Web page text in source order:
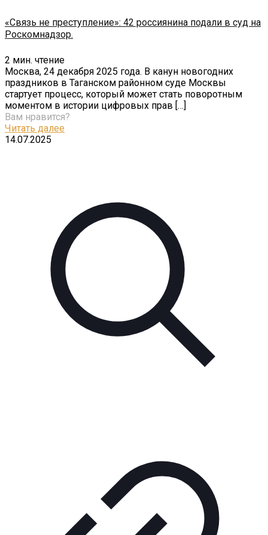
«Связь не преступление»: 42 россиянина подали в суд на
Роскомнадзор.
2 мин. чтение
Москва, 24 декабря 2025 года. В канун новогодних
праздников в Таганском районном суде Москвы
стартует процесс, который может стать поворотным
моментом в истории цифровых прав […]
Вам нравится?
Читать далее
14.07.2025